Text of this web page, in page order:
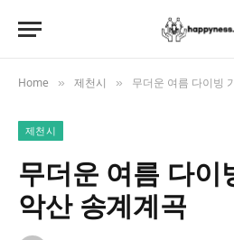
Home » 제천시 » 무더운 여름 다이빙
제천시
무더운 여름 다이
악산 송계계곡